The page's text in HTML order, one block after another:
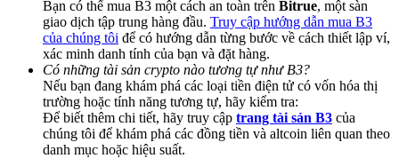
BTC Welcome Rewards
Deposit & Trade BTC to Share 25000 USDT prize pool!
Deposit CASHCAT & Win
Bạn có thể mua B3 một cách an toàn trên Bitrue, một sàn
giao dịch tập trung hàng đầu. Truy cập hướng dẫn mua B3
của chúng tôi để có hướng dẫn từng bước về cách thiết lập ví,
xác minh danh tính của bạn và đặt hàng.
Có những tài sản crypto nào tương tự như B3?
Nếu bạn đang khám phá các loại tiền điện tử có vốn hóa thị
trường hoặc tính năng tương tự, hãy kiểm tra:
Để biết thêm chi tiết, hãy truy cập trang tài sản B3 của
chúng tôi để khám phá các đồng tiền và altcoin liên quan theo
danh mục hoặc hiệu suất.